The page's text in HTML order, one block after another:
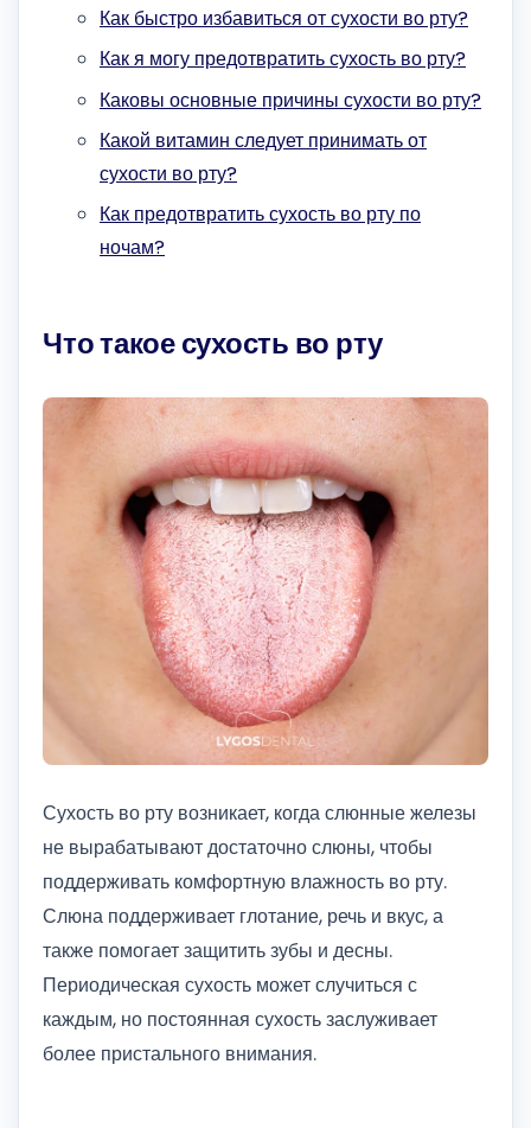
Как быстро избавиться от сухости во рту?
Как я могу предотвратить сухость во рту?
Каковы основные причины сухости во рту?
Какой витамин следует принимать от
сухости во рту?
Как предотвратить сухость во рту по
ночам?
Что такое сухость во рту
Сухость во рту возникает, когда слюнные железы
не вырабатывают достаточно слюны, чтобы
поддерживать комфортную влажность во рту.
Слюна поддерживает глотание, речь и вкус, а
также помогает защитить зубы и десны.
Периодическая сухость может случиться с
каждым, но постоянная сухость заслуживает
более пристального внимания.